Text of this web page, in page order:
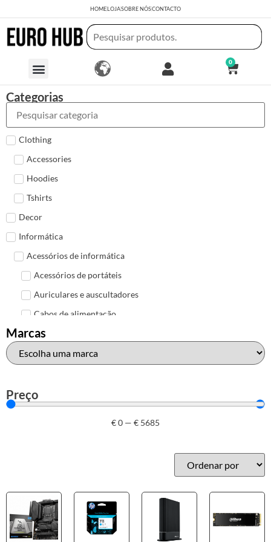
HOMELOJASOBRE NÓSCONTACTO
0
Categorias
Clothing
Accessories
Hoodies
Tshirts
Decor
Informática
Acessórios de informática
Acessórios de portáteis
Auriculares e auscultadores
Cabos de alimentação
Colunas de Som
Hubs
Mais acessórios USB
HP
Outros acessórios de informática
Marcas
Preço
€0 — € 5685